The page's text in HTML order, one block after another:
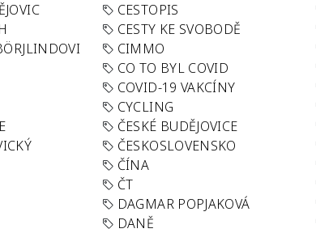
CESTOPIS
CESTY KE SVOBODĚ
CIMMO
CO TO BYL COVID
COVID-19 VAKCÍNY
CYCLING
ČESKÉ BUDĚJOVICE
ČESKOSLOVENSKO
ČÍNA
ČT
DAGMAR POPJAKOVÁ
DANĚ